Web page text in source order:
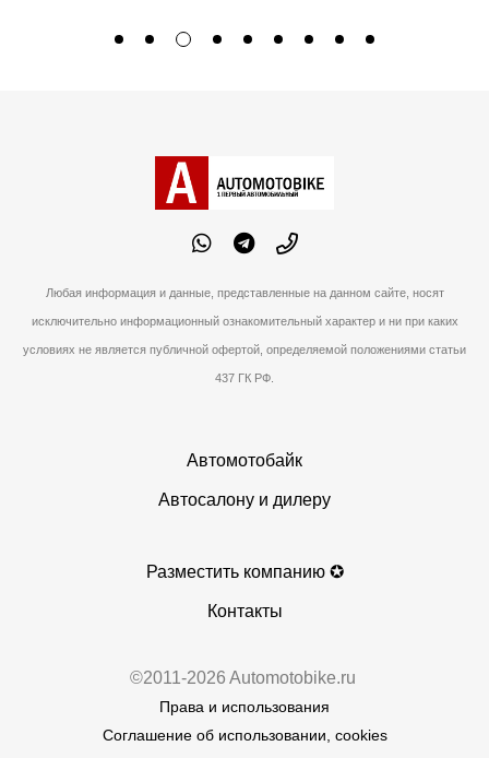
Любая информация и данные, представленные на данном сайте, носят
исключительно информационный ознакомительный характер и ни при каких
условиях не является публичной офертой, определяемой положениями статьи
437 ГК РФ.
Автомотобайк
Автосалону и дилеру
Разместить компанию ✪
Контакты
©2011-2026 Automotobike.ru
Права и использования
Соглашение об использовании, cookies